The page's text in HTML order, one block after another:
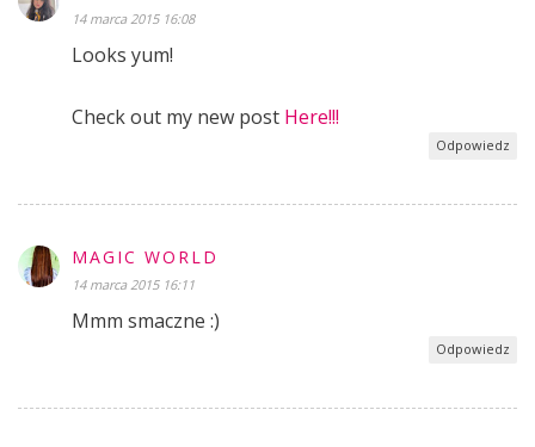
14 marca 2015 16:08
Looks yum!
Check out my new post Here!!!
Odpowiedz
MAGIC WORLD
14 marca 2015 16:11
Mmm smaczne :)
Odpowiedz